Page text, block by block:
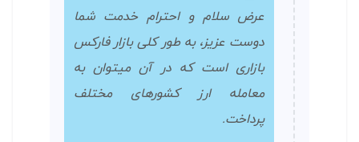
عرض سلام و احترام خدمت شما
دوست عزیز، به طور کلی بازار فارکس
بازاری است که در آن میتوان به
معامله ارز کشورهای مختلف
پرداخت.